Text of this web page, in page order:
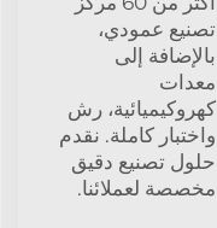
تصنيع عمودي،
بالإضافة إلى
معدات
كهروكيميائية، رش
واختبار كاملة. نقدم
حلول تصنيع دقيق
مخصصة لعملائنا.